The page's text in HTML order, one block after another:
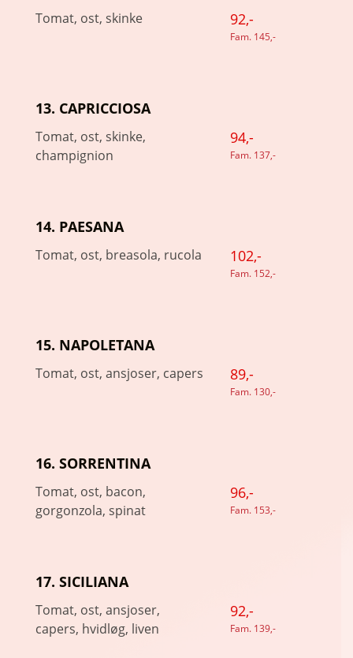
Tomat, ost, skinke 92,-
Fam. 145,-
13. CAPRICCIOSA
Tomat, ost, skinke,
champignion
94,-
Fam. 137,-
14. PAESANA
Tomat, ost, breasola, rucola 102,-
Fam. 152,-
15. NAPOLETANA
Tomat, ost, ansjoser, capers 89,-
Fam. 130,-
16. SORRENTINA
Tomat, ost, bacon,
gorgonzola, spinat
96,-
Fam. 153,-
17. SICILIANA
Tomat, ost, ansjoser,
capers, hvidløg, liven
92,-
Fam. 139,-